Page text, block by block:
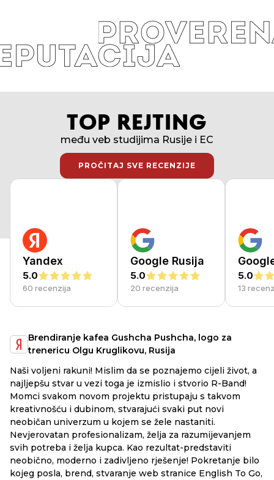
TOP REJTING
među veb studijima Rusije i EC
PROČITAJ SVE RECENZIJE
PROČITAJ SVE RECENZIJE
Yandex
5.0
60 recenzija
Google Rusija
5.0
20 recenzija
5.0
13
Brendiranje kafea Gushcha Pushcha, logo za
trenericu Olgu Kruglikovu, Rusija
Naši voljeni rakuni! Mislim da se poznajemo cijeli život, a
najljepšu stvar u vezi toga je izmislio i stvorio R-Band!
Momci svakom novom projektu pristupaju s takvom
kreativnošću i dubinom, stvarajući svaki put novi
neobičan univerzum u kojem se žele nastaniti.
Nevjerovatan profesionalizam, želja za razumijevanjem
svih potreba i želja kupca. Kao rezultat-predstaviti
neobično, moderno i zadivljeno rješenje! Pokretanje bilo
kojeg posla, brend, stvaranje web stranice English To Go,